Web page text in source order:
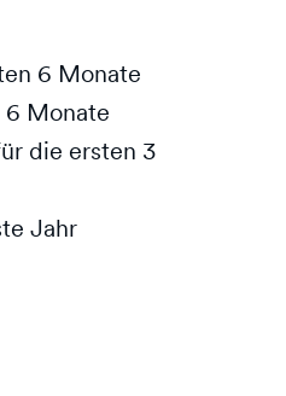
6 Monate
Monate
die ersten 3
Jahr